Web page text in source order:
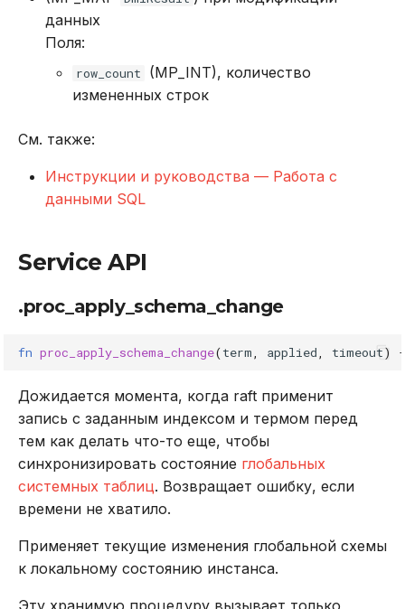
данных
Поля:
row_count
(MP_INT), количество
измененных строк
См. также:
Инструкции и руководства — Работа с
данными SQL
Service API
.proc_apply_schema_change
fn proc_apply_schema_change(term applied timeout)
Дожидается момента, когда raft применит
запись с заданным индексом и термом перед
тем как делать что-то еще, чтобы
синхронизировать состояние глобальных
системных таблиц. Возвращает ошибку, если
времени не хватило.
Применяет текущие изменения глобальной схемы
к локальному состоянию инстанса.
Эту хранимую процедуру вызывает только